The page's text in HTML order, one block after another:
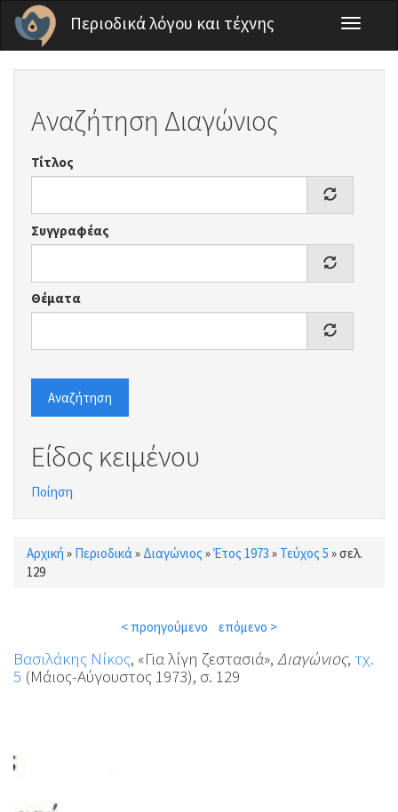
Παράκαμψη προς το κυρίως περιεχόμενο
Περιοδικά λόγου και τέχνης
Toggle
Αναζήτηση Διαγώνιος
Τίτλος
Συγγραφέας
Θέματα
Αναζήτηση
Είδος κειμένου
Ποίηση
Είστε εδώ
Αρχική » Περιοδικά » Διαγώνιος »Έτος 1973 » Τεύχος 5 »σελ.
129
< προηγούμενο επόμενο >
Βασιλάκης Νίκος, «Για λίγη ζεστασιά», Διαγώνιος, τχ.
5 (Μάιος-Αύγουστος 1973), σ. 129